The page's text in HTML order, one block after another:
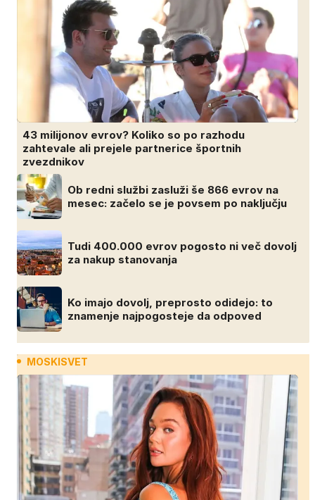
43 milijonov evrov? Koliko so po razhodu
zahtevale ali prejele partnerice športnih
zvezdnikov
Ob redni službi zasluži še 866 evrov na
mesec: začelo se je povsem po naključju
Tudi 400.000 evrov pogosto ni več dovolj
za nakup stanovanja
Ko imajo dovolj, preprosto odidejo: to
znamenje najpogosteje da odpoved
MOSKISVET